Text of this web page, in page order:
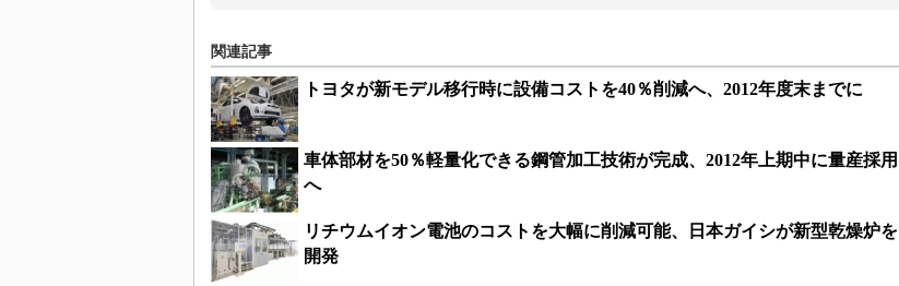
関連記事
トヨタが新モデル移行時に設備コストを40％削減へ、2012年度末までに
車体部材を50％軽量化できる鋼管加工技術が完成、2012年上期中に量産採用
へ
リチウムイオン電池のコストを大幅に削減可能、日本ガイシが新型乾燥炉を
開発